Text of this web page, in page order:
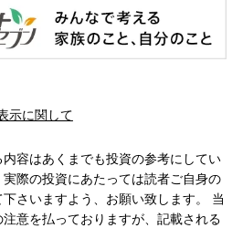
示に関して
容はあくまでも投資の参考にしてい
際の投資にあたっては読者ご自身の
さいますよう、お願い致します。 当
意を払っておりますが、記載される